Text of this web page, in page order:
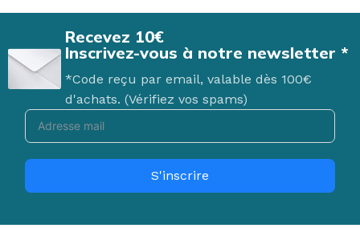
Recevez 10€
Inscrivez-vous à notre newsletter *
*Code reçu par email, valable dès 100€
d'achats. (Vérifiez vos spams)
S'inscrire